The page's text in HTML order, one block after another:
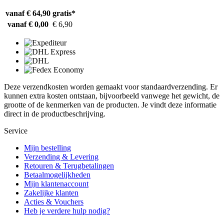
vanaf € 64,90 gratis*
vanaf € 0,00 € 6,90
Deze verzendkosten worden gemaakt voor standaardverzending. Er
kunnen extra kosten ontstaan, bijvoorbeeld vanwege het gewicht, de
grootte of de kenmerken van de producten. Je vindt deze informatie
direct in de productbeschrijving.
Service
Mijn bestelling
Verzending & Levering
Retouren & Terugbetalingen
Betaalmogelijkheden
Mijn klantenaccount
Zakelijke klanten
Acties & Vouchers
Heb je verdere hulp nodig?